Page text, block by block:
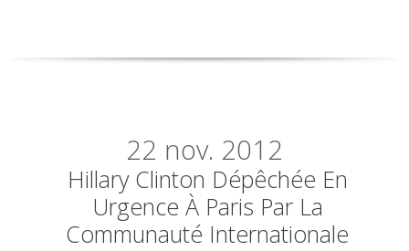
22 nov. 2012
Hillary Clinton Dépêchée En
Urgence À Paris Par La
Communauté Internationale